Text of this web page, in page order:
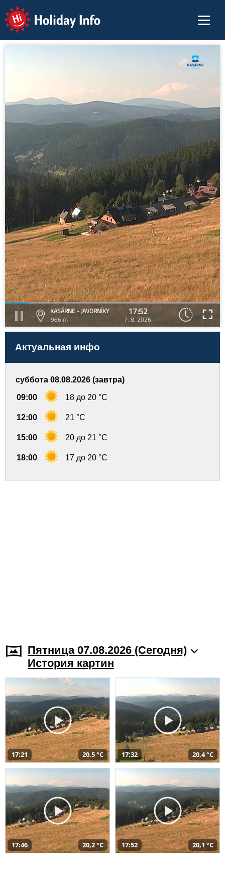
Holiday Info
KASÁRNE - JAVORNÍKY
966 m
17:52
7. 8. 2026
Актуальная инфо
суббота 08.08.2026 (завтра)
09:00 18 до 20 °C
12:00 21 °C
15:00 20 до 21 °C
18:00 17 до 20 °C
Пятница 07.08.2026 (Cегодня)
История картин
17:21 20,5 °C 17:32 20,4 °C
17:46 20,2 °C 17:52 20,1 °C